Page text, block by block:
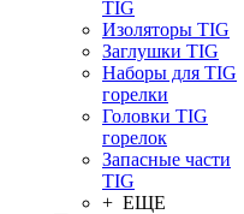
TIG
Изоляторы TIG
Заглушки TIG
Наборы для TIG
горелки
Головки TIG
горелок
Запасные части
TIG
+ ЕЩЕ